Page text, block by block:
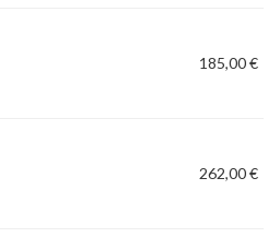
185,00 €
262,00 €